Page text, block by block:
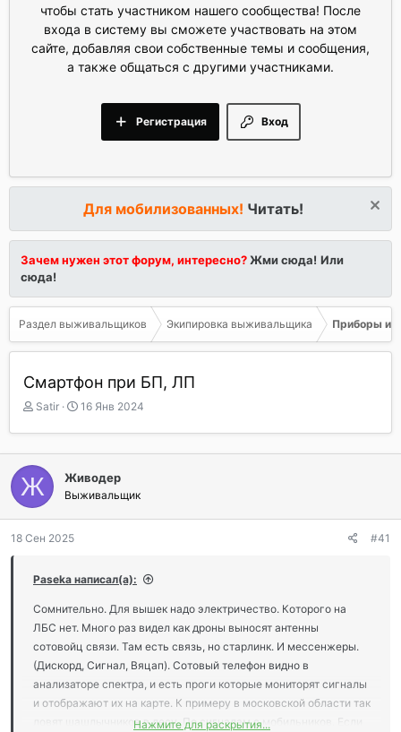
чтобы стать участником нашего сообщества! После
входа в систему вы сможете участвовать на этом
сайте, добавляя свои собственные темы и сообщения,
а также общаться с другими участниками.
Вход
Регистрация
Для мобилизованных! Читать!
Зачем нужен этот форум, интересно?Жми сюда! Или
сюда!
Раздел выживальщиков Экипировка выживальщика Приборы и
Смартфон при БП, ЛП
А
т
о
р
т
е
м
ы
Satir
Д
т
а
а
ч
а
16 Янв 2024
Ж Живодер
Выживальщик
18 Сен 2025 #41
Paseka написал(а):
Сомнительно. Для вышек надо электричество. Которого на
ЛБС нет. Много раз видел как дроны выносят антенны
сотовойц связи. Там есть связь, но старлинк. И мессенжеры.
(Дискорд, Сигнал, Вяцап). Сотовый телефон видно в
анализаторе спектра, и есть проги которые мониторят сигналы
и отображают их на карте. К примеру в московской области так
ловят шашлычников в лесу. По сигналам с мобильников. Если
Нажмите для раскрытия...